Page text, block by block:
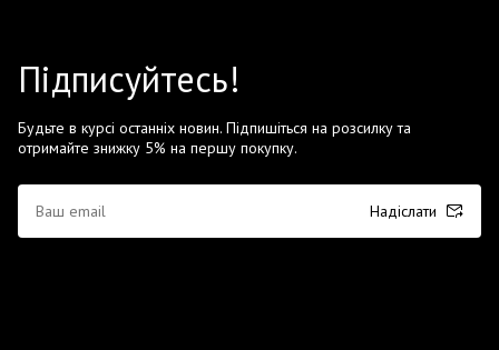
Підписуйтесь!
Будьте в курсі останніх новин. Підпишіться на розсилку та
отримайте знижку 5% на першу покупку.
Надіслати